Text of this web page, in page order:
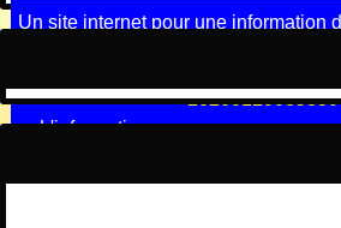
Un site internet pour une information
L'information